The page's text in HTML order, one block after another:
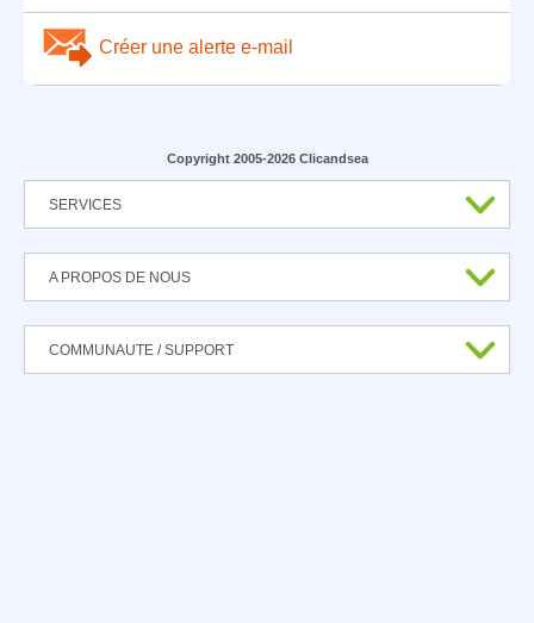
Créer une alerte e-mail
Copyright 2005-2026 Clicandsea
SERVICES
A PROPOS DE NOUS
COMMUNAUTE / SUPPORT